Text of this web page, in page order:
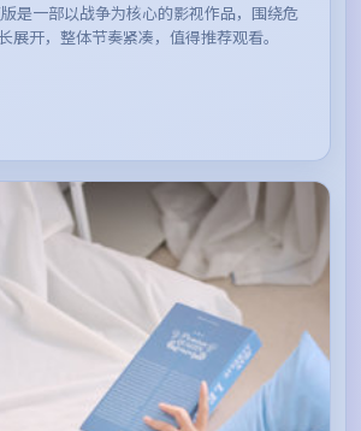
是一部以战争为核心的影视作品，围绕危
展开，整体节奏紧凑，值得推荐观看。